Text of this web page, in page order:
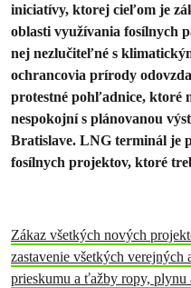
iniciatívy, ktorej cieľom je
oblasti využívania fosílnych
nej nezlučiteľné s
ochrancovia prírody
protestné pohľadnice, ktoré
nespokojní s plánovanou
Bratislave. LNG terminál je
fosílnych projektov, ktoré
Zákaz všetkých nových
zastavenie všetkých
prieskumu a ťažby ropy,